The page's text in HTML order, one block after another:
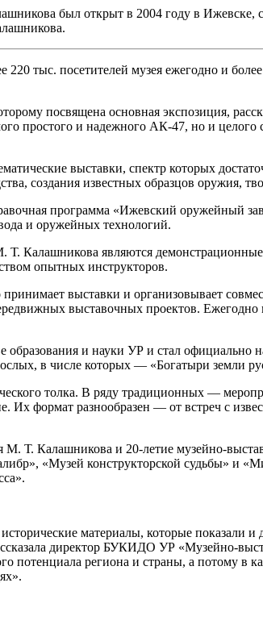
был открыт в 2004 году в Ижевске,
220 тыс. посетителей музея ежегодно и
посвящена основная экспозиция,
простого и надежного АК-47, но и
выставки, спектр которых
создания известных образцов оружия,
программа «Ижевский оружейный
и оружейных технологий.
Калашникова являются
опытных инструкторов.
выставки и организовывает
выставочных проектов.
и науки УР и стал официально
в числе которых — «Богатыри земли
толка. В ряду традиционных —
Их формат разнообразен — от встреч с
М. Т. Калашникова и 20-летие музейно-
«Музей конструкторской судьбы» и
материалы, которые показали
директор БУКИДО УР «Музейно-
региона и страны, а потому в